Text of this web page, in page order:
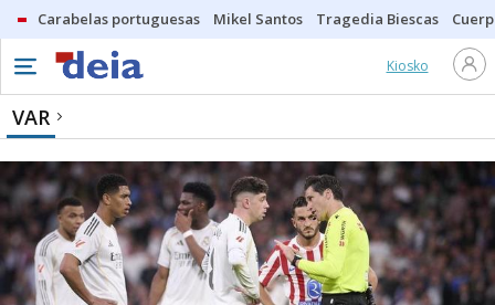
Carabelas portuguesas Mikel Santos Tragedia Biescas
Kiosko
VAR